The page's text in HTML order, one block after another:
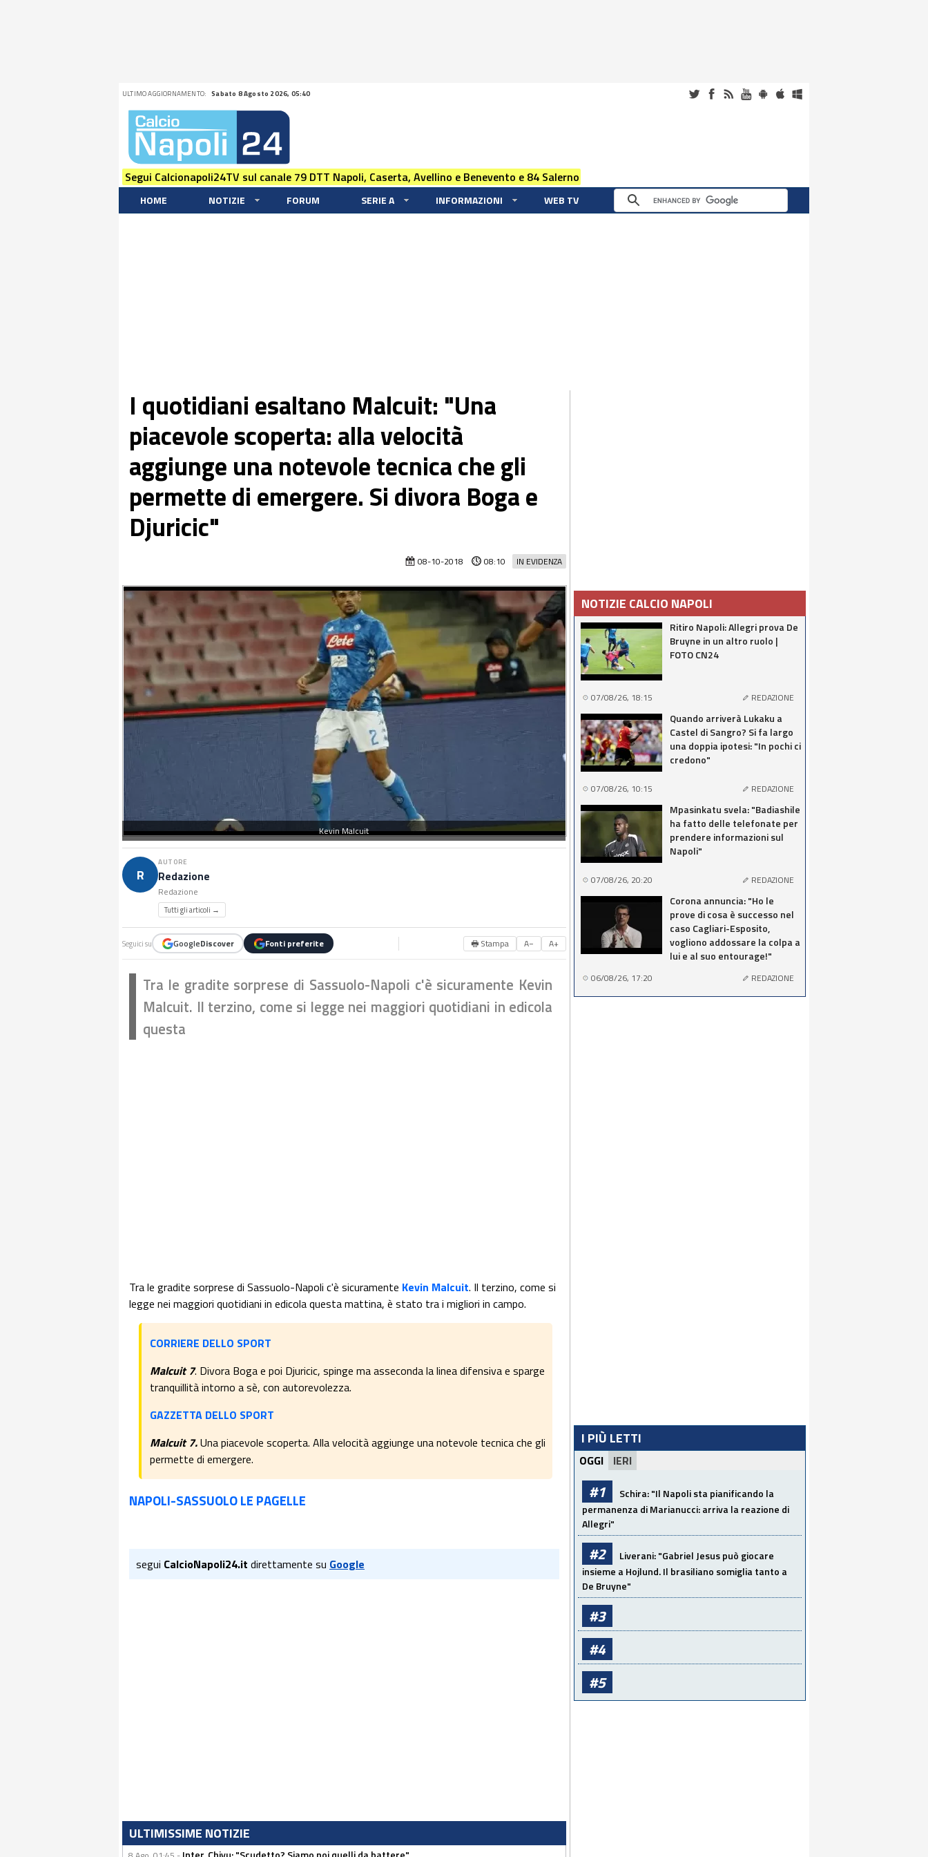
ULTIMO AGGIORNAMENTO: Sabato 8 Agosto 2026, 05:40
Segui Calcionapoli24TV sul canale 79 DTT Napoli, Caserta, Avellino e Benevento e 84 Salerno
HOME NOTIZIE FORUM SERIE A INFORMAZIONI WEB TV
I quotidiani esaltano Malcuit: "Una
piacevole scoperta: alla velocità
aggiunge una notevole tecnica che gli
permette di emergere. Si divora Boga e
Djuricic"
IN EVIDENZA
08-10-2018 08:10
Kevin Malcuit
R
AUTORE
Redazione
Redazione
Tutti gli articoli →
Seguici su GoogleDiscover Fonti preferite 🖶 Stampa A− A+
Tra le gradite sorprese di Sassuolo-Napoli c'è sicuramente Kevin
Malcuit. Il terzino, come si legge nei maggiori quotidiani in edicola
questa
Tra le gradite sorprese di Sassuolo-Napoli c'è sicuramente Kevin Malcuit. Il terzino, come si
legge nei maggiori quotidiani in edicola questa mattina, è stato tra i migliori in campo.
CORRIERE DELLO SPORT
Malcuit 7. Divora Boga e poi Djuricic, spinge ma asseconda la linea difensiva e sparge
tranquillità intorno a sè, con autorevolezza.
GAZZETTA DELLO SPORT
Malcuit 7.Una piacevole scoperta. Alla velocità aggiunge una notevole tecnica che gli
permette di emergere.
NAPOLI-SASSUOLO LE PAGELLE
segui CalcioNapoli24.it direttamente su Google
ULTIMISSIME NOTIZIE
NOTIZIE CALCIO NAPOLI
Ritiro Napoli: Allegri prova De
Bruyne in un altro ruolo |
FOTO CN24
07/08/26, 18:15 REDAZIONE
Quando arriverà Lukaku a
Castel di Sangro? Si fa largo
una doppia ipotesi: "In pochi ci
credono"
07/08/26, 10:15 REDAZIONE
Mpasinkatu svela: "Badiashile
ha fatto delle telefonate per
prendere informazioni sul
Napoli"
07/08/26, 20:20 REDAZIONE
Corona annuncia: "Ho le
prove di cosa è successo nel
caso Cagliari-Esposito,
vogliono addossare la colpa a
lui e al suo entourage!"
06/08/26, 17:20 REDAZIONE
I PIÙ LETTI
OGGI IERI
#1
Schira: "Il Napoli sta pianificando la
permanenza di Marianucci: arriva la reazione di
Allegri"
#2
Liverani: "Gabriel Jesus può giocare
insieme a Hojlund. Il brasiliano somiglia tanto a
De Bruyne"
#3
#4
#5